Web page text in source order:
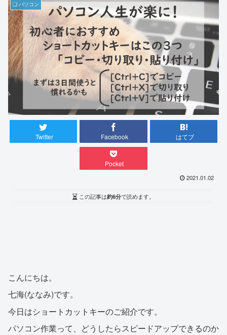
❏ パソコン
Twitter Facebook はてブ
Pocket
2021.01.02
この記事は約6分で読めます。
こんにちは。
七海(ななみ)です。
今日はショートカットキーのご紹介です。
パソコン作業って、どうしたらスピードアップできるのか